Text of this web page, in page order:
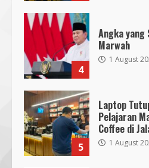
4
Angka yang
Marwah
1 August
5
Laptop
Pelajaran
Coffee di
1 August